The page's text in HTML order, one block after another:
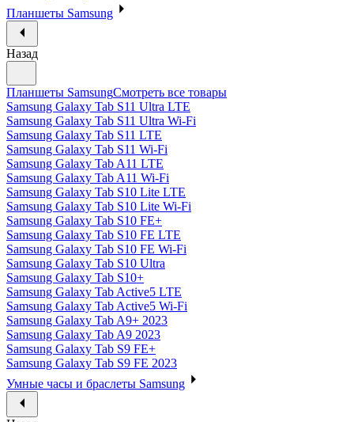
Планшеты Samsung
Назад
Планшеты SamsungСмотреть все товары
Samsung Galaxy Tab S11 Ultra LTE
Samsung Galaxy Tab S11 Ultra Wi-Fi
Samsung Galaxy Tab S11 LTE
Samsung Galaxy Tab S11 Wi-Fi
Samsung Galaxy Tab A11 LTE
Samsung Galaxy Tab A11 Wi-Fi
Samsung Galaxy Tab S10 Lite LTE
Samsung Galaxy Tab S10 Lite Wi-Fi
Samsung Galaxy Tab S10 FE+
Samsung Galaxy Tab S10 FE LTE
Samsung Galaxy Tab S10 FE Wi-Fi
Samsung Galaxy Tab S10 Ultra
Samsung Galaxy Tab S10+
Samsung Galaxy Tab Active5 LTE
Samsung Galaxy Tab Active5 Wi-Fi
Samsung Galaxy Tab A9+ 2023
Samsung Galaxy Tab A9 2023
Samsung Galaxy Tab S9 FE+
Samsung Galaxy Tab S9 FE 2023
Умные часы и браслеты Samsung